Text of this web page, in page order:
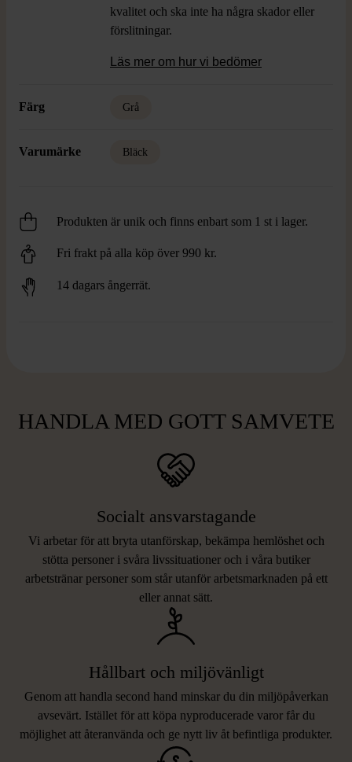
kvalitet och ska inte ha några skador eller
förslitningar.
Läs mer om hur vi bedömer
Färg Grå
Varumärke Bläck
Produkten är unik och finns enbart som 1 st i lager.
Fri frakt på alla köp över 990 kr.
14 dagars ångerrät.
HANDLA MED GOTT SAMVETE
Socialt ansvarstagande
Vi arbetar för att bryta utanförskap, bekämpa hemlöshet och
stötta personer i svåra livssituationer och i våra butiker
arbetstränar personer som står utanför arbetsmarknaden på ett
eller annat sätt.
Hållbart och miljövänligt
Genom att handla second hand minskar du din miljöpåverkan
avsevärt. Istället för att köpa nyproducerade varor får du
möjlighet att återanvända och ge nytt liv åt befintliga produkter.